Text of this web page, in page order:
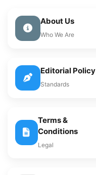
About Us
Who We Are
Editorial Policy
Standards
Terms &
Conditions
Legal